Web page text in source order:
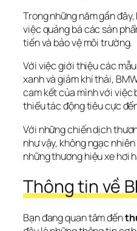
Trong những năm gần
việc quảng bá các sản
tiến và bảo vệ môi trường.
Với việc giới thiệu các
xanh và giảm khí thải,
cam kết của mình với việc
thiểu tác động tiêu cực
Với những chiến dịch
như vậy, không ngạc
những thương hiệu xe hơi
Thông tin về
Bạn đang quan tâm đến